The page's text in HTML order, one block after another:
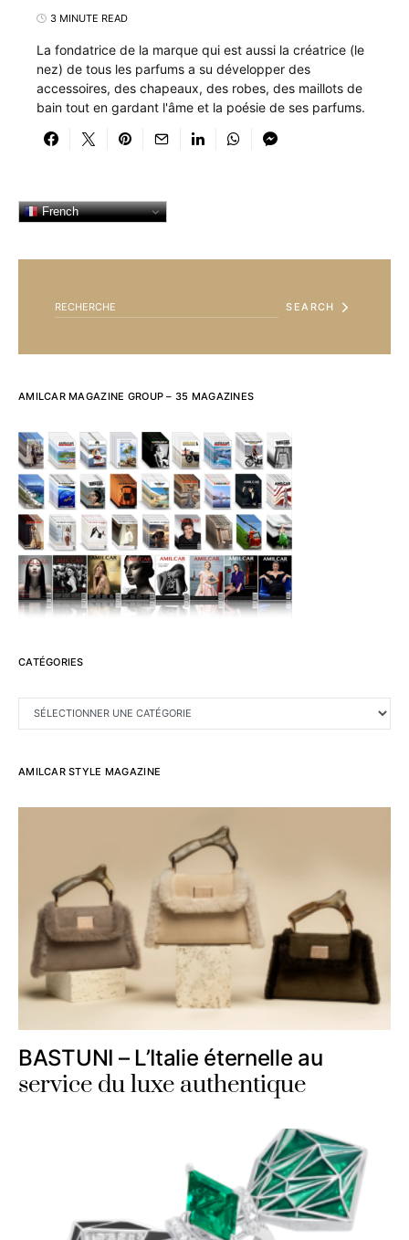
3 MINUTE READ
La fondatrice de la marque qui est aussi la créatrice (le
nez) de tous les parfums a su développer des
accessoires, des chapeaux, des robes, des maillots de
bain tout en gardant l'âme et la poésie de ses parfums.
French
SEARCH
AMILCAR MAGAZINE GROUP – 35 MAGAZINES
CATÉGORIES
CATÉGORIES
AMILCAR STYLE MAGAZINE
BASTUNI – L’Italie éternelle au
service du luxe authentique